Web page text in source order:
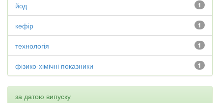
1
йод
1
кефір
1
технологія
1
фізико-хімічні показники
за датою випуску